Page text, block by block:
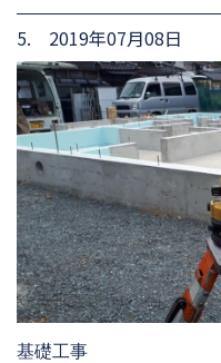
5. 2019年07月08日
基礎工事